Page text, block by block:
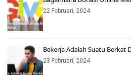
22 Februari, 2024
Bekerja Adalah Suatu Berkat
23 Februari, 2024